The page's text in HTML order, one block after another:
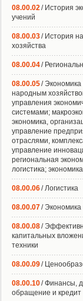
08.00.02/ История
учений
08.00.03/ История
хозяйства
08.00.04/
08.00.05/ Экономика
народным
управления
системами;
экономика,
управление
отраслями,
управление
региональная
логистика;
08.00.06/ Логистика
08.00.07/ Экономика
08.00.08/
капитальных
техники
08.00.09/
08.00.10/ Финансы,
обращение и кредит